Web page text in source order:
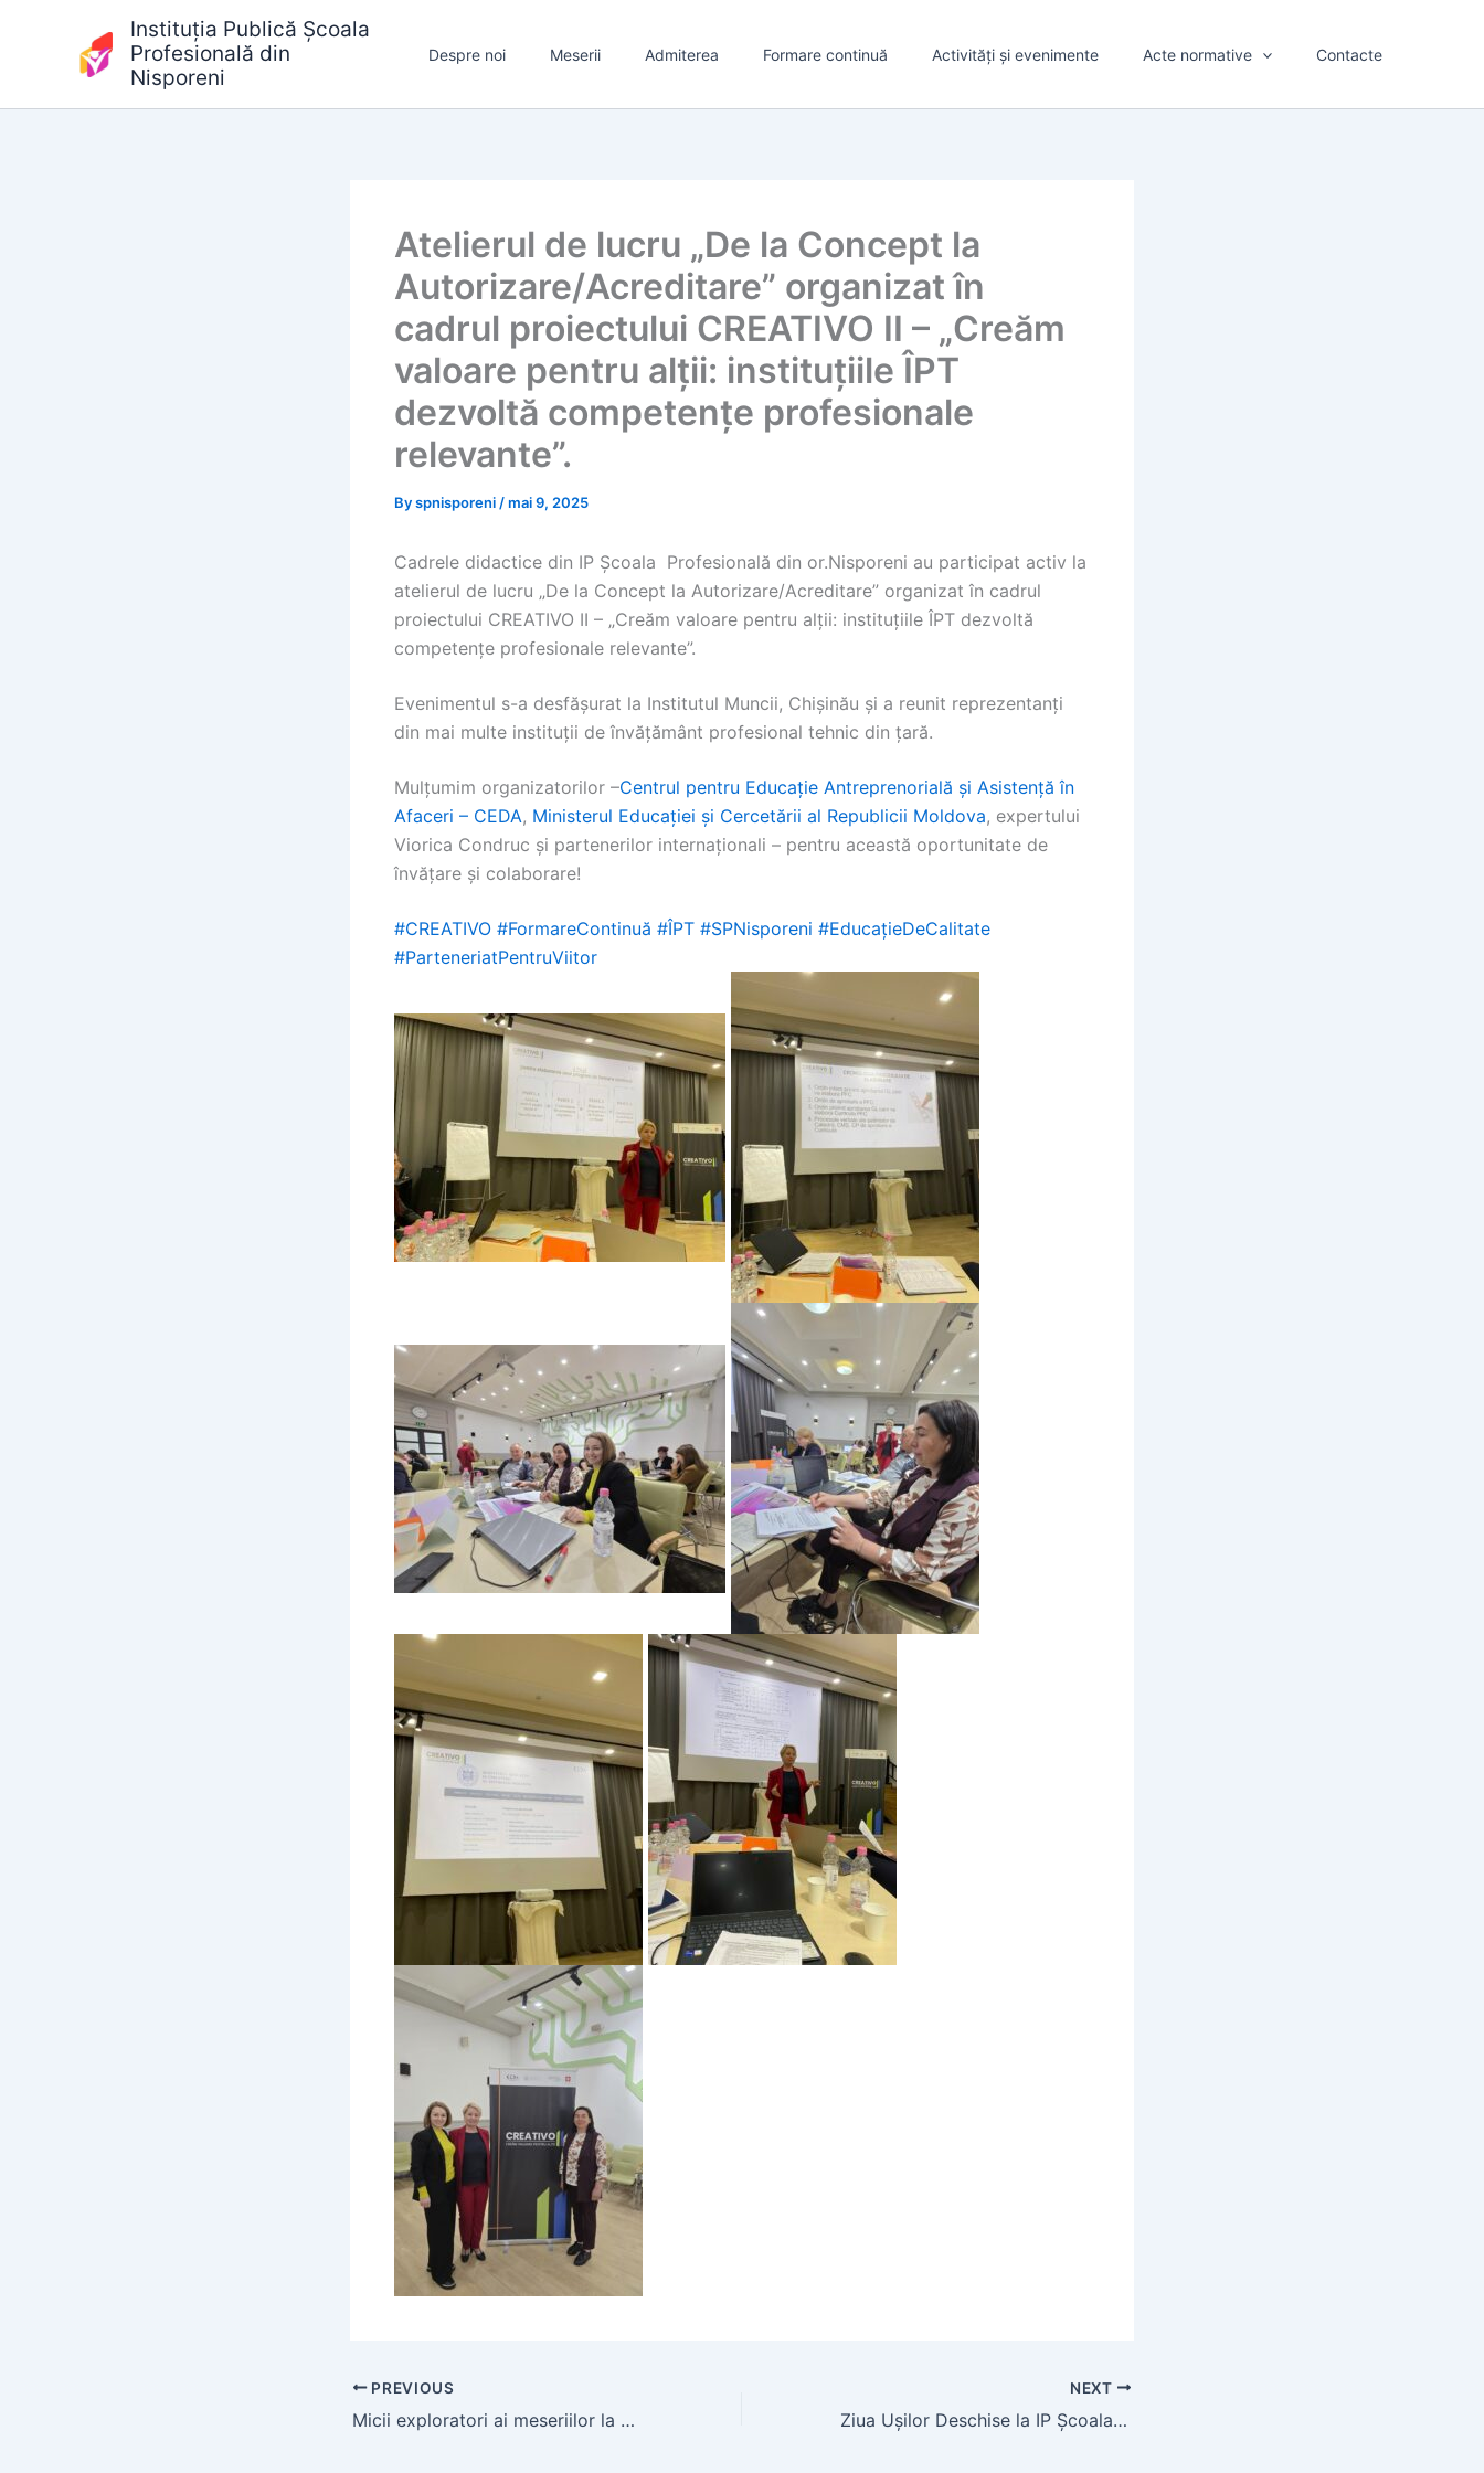
Instituția Publică Școala
Profesională din
Nisporeni
Despre noi Meserii Admiterea Formare continuă Activități și evenimente Acte normative Contacte
Atelierul de lucru „De la Concept la
Autorizare/Acreditare” organizat în
cadrul proiectului CREATIVO II – „Creăm
valoare pentru alții: instituțiile ÎPT
dezvoltă competențe profesionale
relevante”.
Byspnisporeni /mai 9, 2025
Cadrele didactice din IP Școala Profesională din or.Nisporeni au participat activ la
atelierul de lucru „De la Concept la Autorizare/Acreditare” organizat în cadrul
proiectului CREATIVO II – „Creăm valoare pentru alții: instituțiile ÎPT dezvoltă
competențe profesionale relevante”.
Evenimentul s-a desfășurat la Institutul Muncii, Chișinău și a reunit reprezentanți
din mai multe instituții de învățământ profesional tehnic din țară.
Mulțumim organizatorilor –Centrul pentru Educație Antreprenorială şi Asistență în
Afaceri – CEDA, Ministerul Educației și Cercetării al Republicii Moldova, expertului
Viorica Condruc și partenerilor internaționali – pentru această oportunitate de
învățare și colaborare!
#CREATIVO #FormareContinuă #ÎPT #SPNisporeni #EducațieDeCalitate
#ParteneriatPentruViitor
PREVIOUS
Micii exploratori ai meseriilor la Școala Profesională Nisporeni
NEXT
Ziua Ușilor Deschise la IP Școala Profesională din Nisporeni!!!